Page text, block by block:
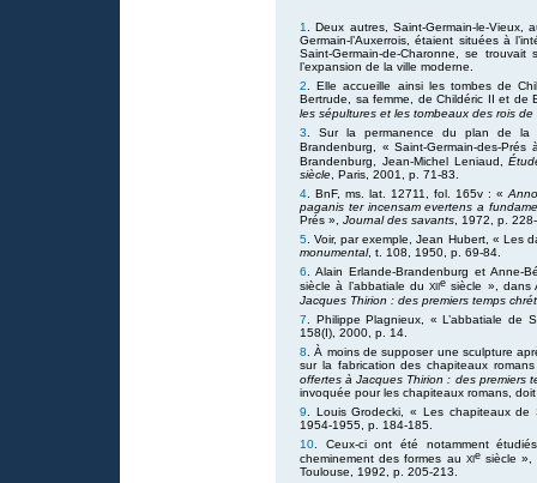
1
. Deux autres, Saint-Germain-le-Vieux,
Germain-l’Auxerrois, étaient situées à
Saint-Germain-de-Charonne, se
l’expansion de la ville moderne.
2 . Elle accueille ainsi les tombes de
Bertrude, sa femme, de Childéric II et de
les sépultures et les tombeaux des rois
3 . Sur la permanence du plan de la
Brandenburg, « Saint-Germain-des-
Brandenburg, Jean-Michel Leniaud,
siècle , Paris, 2001, p. 71-83.
4 . BnF, ms. lat. 12711, fol. 165v : «
paganis ter incensam evertens a
Prés », Journal des savants , 1972, p.
5 . Voir, par exemple, Jean Hubert, «
monumental, t. 108, 1950, p. 69-84.
6 . Alain Erlande-Brandenburg et Anne-
siècle à l’abbatiale duxiie siècle », dans
Jacques Thirion : des premiers temps
7 . Philippe Plagnieux, « L’abbatiale de
158(I), 2000, p. 14.
8 . À moins de supposer une sculpture
sur la fabrication des chapiteaux
offertes à Jacques Thirion : des premiers
invoquée pour les chapiteaux romans,
9 . Louis Grodecki, « Les chapiteaux de
1954-1955, p. 184-185.
10 . Ceux-ci ont été notamment
cheminement des formes au xiesiècle »,
Toulouse, 1992, p. 205-213.